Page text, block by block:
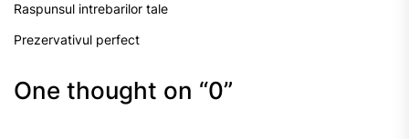
Raspunsul intrebarilor tale
Prezervativul perfect
One thought on “0”